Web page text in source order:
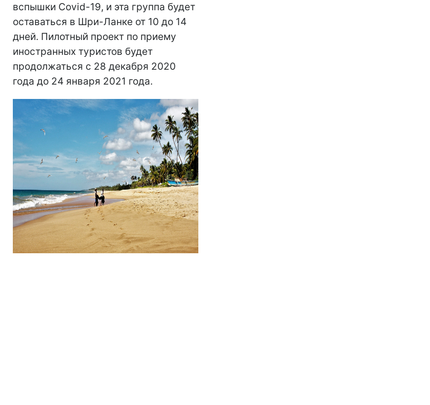
вспышки Covid-19, и эта группа будет
оставаться в Шри-Ланке от 10 до 14
дней. Пилотный проект по приему
иностранных туристов будет
продолжаться с 28 декабря 2020
года до 24 января 2021 года.